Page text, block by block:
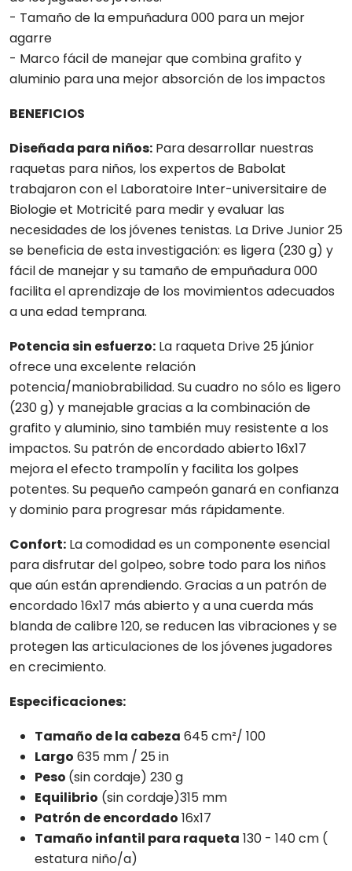
- Tamaño de la empuñadura 000 para un mejor
agarre
- Marco fácil de manejar que combina grafito y
aluminio para una mejor absorción de los impactos
BENEFICIOS
Diseñada para niños: Para desarrollar nuestras
raquetas para niños, los expertos de Babolat
trabajaron con el Laboratoire Inter-universitaire de
Biologie et Motricité para medir y evaluar las
necesidades de los jóvenes tenistas. La Drive Junior 25
se beneficia de esta investigación: es ligera (230 g) y
fácil de manejar y su tamaño de empuñadura 000
facilita el aprendizaje de los movimientos adecuados
a una edad temprana.
Potencia sin esfuerzo: La raqueta Drive 25 júnior
ofrece una excelente relación
potencia/maniobrabilidad. Su cuadro no sólo es ligero
(230 g) y manejable gracias a la combinación de
grafito y aluminio, sino también muy resistente a los
impactos. Su patrón de encordado abierto 16x17
mejora el efecto trampolín y facilita los golpes
potentes. Su pequeño campeón ganará en confianza
y dominio para progresar más rápidamente.
Confort: La comodidad es un componente esencial
para disfrutar del golpeo, sobre todo para los niños
que aún están aprendiendo. Gracias a un patrón de
encordado 16x17 más abierto y a una cuerda más
blanda de calibre 120, se reducen las vibraciones y se
protegen las articulaciones de los jóvenes jugadores
en crecimiento.
Especificaciones:
Tamaño de la cabeza 645 cm²/ 100
Largo 635 mm / 25 in
Peso (sin cordaje) 230 g
Equilibrio (sin cordaje)315 mm
Patrón de encordado 16x17
Tamaño infantil para raqueta 130 - 140 cm (
estatura niño/a)